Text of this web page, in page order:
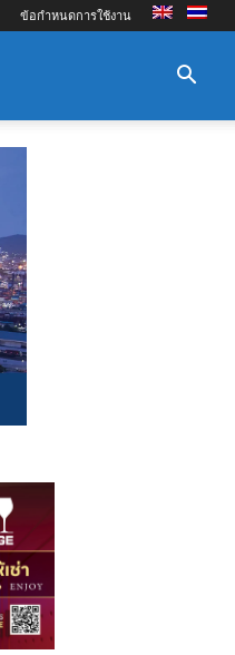
ข้อกำหนดการใช้งาน